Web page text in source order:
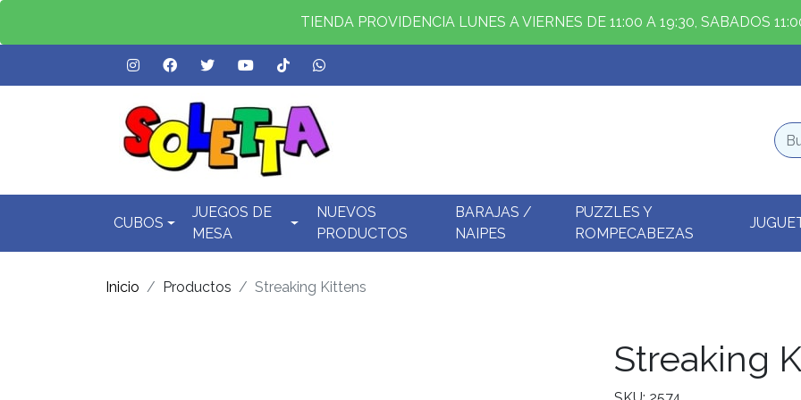
TIENDA PROVIDENCIA LUNES A VIERNES DE 11:00 A 19:30, SABADOS
CUBOS
JUEGOS DE
MESA
NUEVOS
PRODUCTOS
BARAJAS /
NAIPES
PUZZLES Y
ROMPECABEZAS
Inicio Productos Streaking Kittens
Streaking